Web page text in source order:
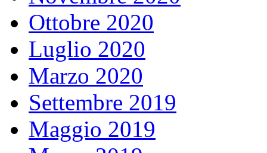
Ottobre 2020
Luglio 2020
Marzo 2020
Settembre 2019
Maggio 2019